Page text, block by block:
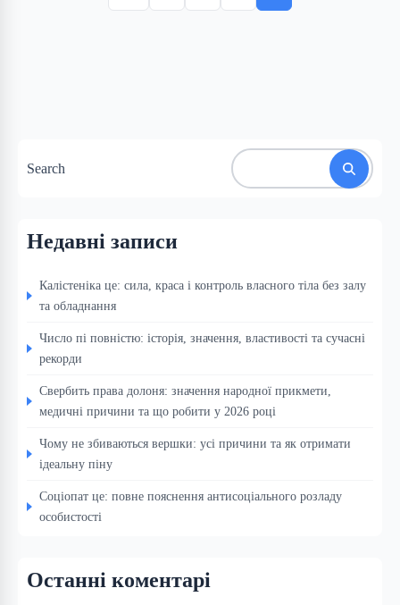
Search
Недавні записи
Калістеніка це: сила, краса і контроль власного тіла без залу
та обладнання
Число пі повністю: історія, значення, властивості та сучасні
рекорди
Свербить права долоня: значення народної прикмети,
медичні причини та що робити у 2026 році
Чому не збиваються вершки: усі причини та як отримати
ідеальну піну
Соціопат це: повне пояснення антисоціального розладу
особистості
Останні коментарі